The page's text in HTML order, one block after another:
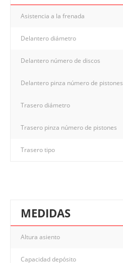
Asistencia a la frenada
Delantero diámetro
Delantero número de discos
Delantero pinza número de pistones
Trasero diámetro
Trasero pinza número de pistones
Trasero tipo
MEDIDAS
Altura asiento
Capacidad depósito